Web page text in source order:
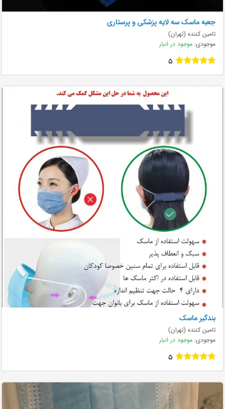
جعبه ماسک سه لایه پزشکی و پرستاری
تامین کننده (تهران)
موجودی: موجود در انبار
5
بندگیر ماسک
تامین کننده (تهران)
موجودی: موجود در انبار
5